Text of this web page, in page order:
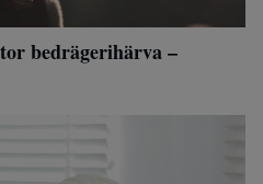
bedrägerihärva –